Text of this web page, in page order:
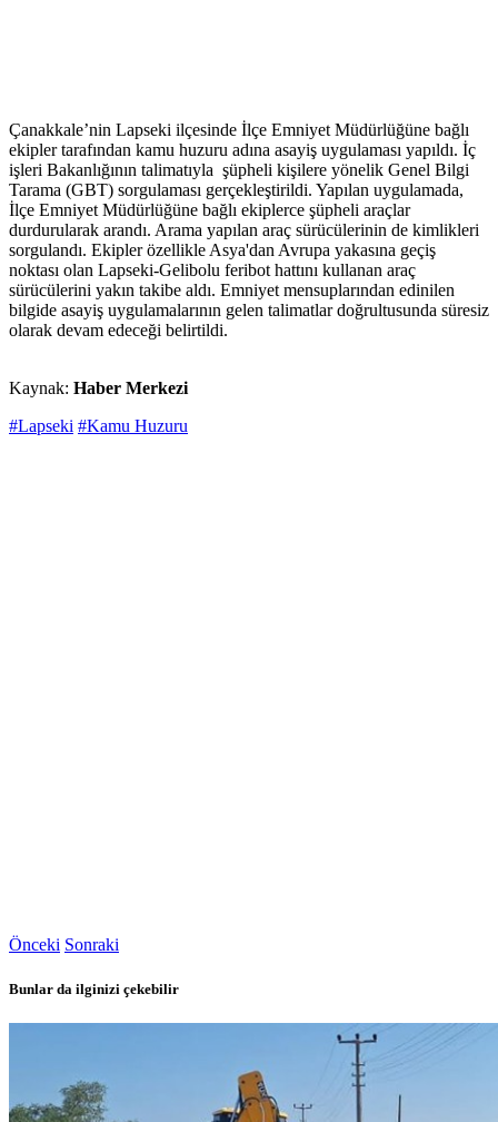
Çanakkale’nin Lapseki ilçesinde İlçe Emniyet Müdürlüğüne bağlı
ekipler tarafından kamu huzuru adına asayiş uygulaması yapıldı. İç
işleri Bakanlığının talimatıyla şüpheli kişilere yönelik Genel Bilgi
Tarama (GBT) sorgulaması gerçekleştirildi. Yapılan uygulamada,
İlçe Emniyet Müdürlüğüne bağlı ekiplerce şüpheli araçlar
durdurularak arandı. Arama yapılan araç sürücülerinin de kimlikleri
sorgulandı. Ekipler özellikle Asya'dan Avrupa yakasına geçiş
noktası olan Lapseki-Gelibolu feribot hattını kullanan araç
sürücülerini yakın takibe aldı. Emniyet mensuplarından edinilen
bilgide asayiş uygulamalarının gelen talimatlar doğrultusunda süresiz
olarak devam edeceği belirtildi.
Kaynak: Haber Merkezi
#Lapseki #Kamu Huzuru
Önceki Sonraki
Bunlar da ilginizi çekebilir